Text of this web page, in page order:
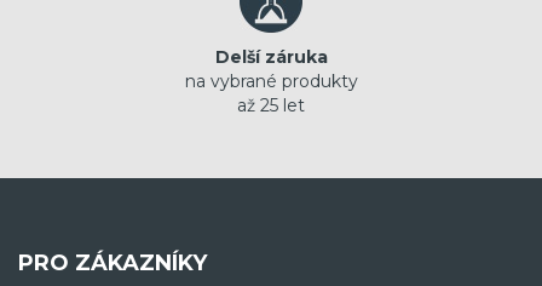
Delší záruka
na vybrané produkty
až 25 let
PRO ZÁKAZNÍKY